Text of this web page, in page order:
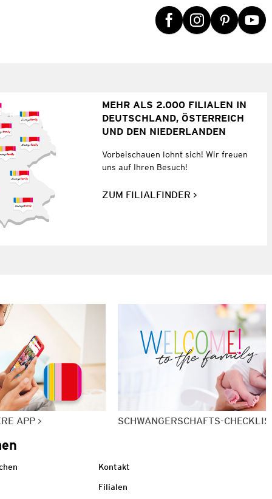
MEHR ALS 2.000 FILIALEN IN
DEUTSCHLAND, ÖSTERREICH
UND DEN NIEDERLANDEN
Vorbeischauen lohnt sich! Wir freuen
uns auf Ihren Besuch!
ZUM FILIALFINDER
APP SCHWANGERSCHAFTS-
Kontakt
Filialen